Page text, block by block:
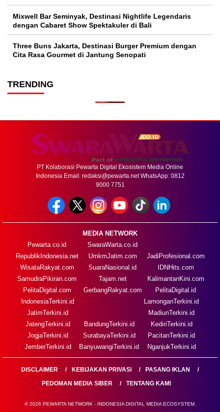
Mixwell Bar Seminyak, Destinasi Nightlife Legendaris
dengan Cabaret Show Spektakuler di Bali
Three Buns Jakarta, Destinasi Burger Premium dengan
Cita Rasa Gourmet di Jantung Senopati
TRENDING
PT Kolaborasi Pewarta Digital Ekosistem Media Online
Indonesia Email: redaksi@pewarta.netWhatsApp: 0812
9000 7751
MEDIA NETWORK
Pewarta.co.id
RepublikIndonesia.net
WisataRakyat.com
SamudraPikiran.com
PelitaDigital.com
SwaraWarta.co.id
UmkmJatim.com
SuaraNasional.id
Tajam.net
GerbangRakyat.com
JadiProfesional.com
IDNHits.com
KalimantanKini.com
PelitaDigital.id
IndonesiaTerkini.id
JatimTerkini.id
JatengTerkini.id
JogjaTerkini.id
JemberTerkini.id
BandungTerkini.id
SurabayaTerkini.id
BanyuwangiTerkini.id
LamonganTerkini.id
MadiunTerkini.id
KediriTerkini.id
PacitanTerkini.id
NganjukTerkini.id
DISCLAIMER KEBIJAKAN PRIVASI
PASANG IKLAN
PEDOMAN MEDIA SIBER
TENTANG KAMI
© 2026 PEWARTA NETWORK - INDONESIA DIGITAL MEDIA ECOSYSTEM.